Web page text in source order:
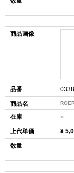
○
¥